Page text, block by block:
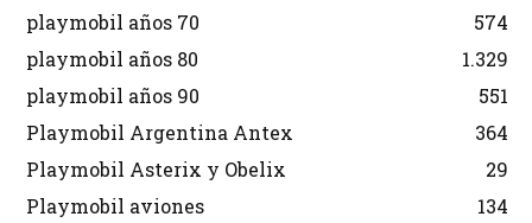
playmobil años 70
574
playmobil años 80
1.329
playmobil años 90
551
Playmobil Argentina Antex
364
Playmobil Asterix y Obelix
29
Playmobil aviones
134